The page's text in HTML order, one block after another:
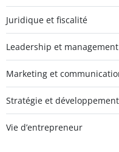
Juridique et fiscalité
Leadership et management
Marketing et
Stratégie et développement
Vie d’entrepreneur